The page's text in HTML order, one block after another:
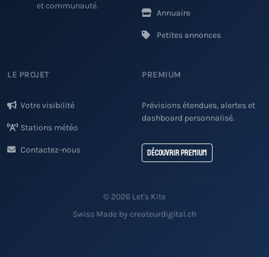
et communauté.
Annuaire
Petites annonces
LE PROJET
Votre visibilité
Stations météo
Contactez-nous
PREMIUM
Prévisions étendues, alertes et
dashboard personnalisé.
Découvrir Premium
© 2026 Let's Kite
Swiss Made by createurdigital.ch